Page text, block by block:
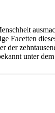
Facetten
der
unter